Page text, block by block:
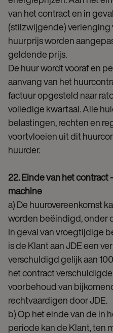
van het contract en in
(stilzwijgende) verlenging
huurprijs worden
geldende prijs.
De huur wordt vooraf en
aanvang van het
factuur opgesteld naar
volledige kwartaal. Alle
belastingen, rechten en
voortvloeien uit dit
huurder.
22. Einde van het contract
machine
a) De huurovereenkomst
worden beëindigd, onder
In geval van vroegtijdige
is de Klant aan JDE een
verschuldigd gelijk aan
het contract
voorbehoud van
rechtvaardigen door JDE.
b) Op het einde van de in
periode kan de Klant, ten